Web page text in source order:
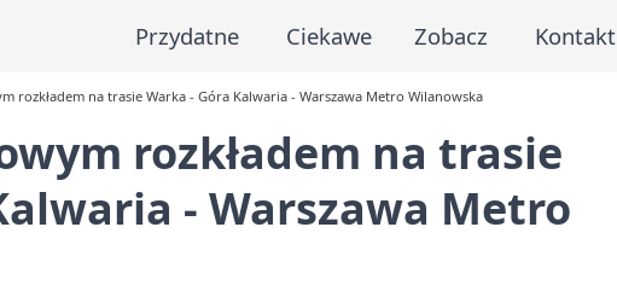
Przydatne Ciekawe Zobacz Kontakt
rozkładem na trasie Warka - Góra Kalwaria - Warszawa Metro Wilanowska
rozkładem na trasie
- Warszawa Metro